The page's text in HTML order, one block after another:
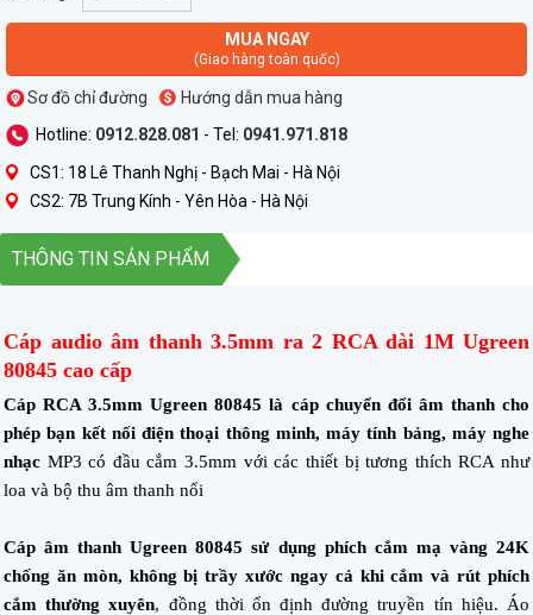
MUA NGAY
(Giao hàng toàn quốc)
Sơ đồ chỉ đường
Hướng dẫn mua hàng
Hotline: 0912.828.081 - Tel: 0941.971.818
CS1: 18 Lê Thanh Nghị - Bạch Mai - Hà Nội
CS2: 7B Trung Kính - Yên Hòa - Hà Nội
THÔNG TIN SẢN PHẨM
Cáp audio âm thanh 3.5mm ra 2 RCA dài 1M Ugreen
80845 cao cấp
Cáp RCA 3.5mm Ugreen 80845 là cáp chuyển đổi âm thanh cho
phép bạn kết nối điện thoại thông minh, máy tính bảng, máy nghe
nhạc MP3 có đầu cắm 3.5mm với các thiết bị tương thích RCA như
loa và bộ thu âm thanh nổi
Cáp âm thanh Ugreen 80845 sử dụng phích cắm mạ vàng 24K
chống ăn mòn, không bị trầy xước ngay cả khi cắm và rút phích
cắm thường xuyên, đồng thời ổn định đường truyền tín hiệu. Áo